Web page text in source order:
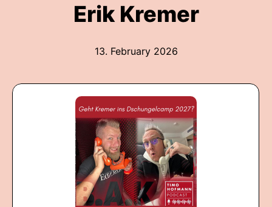
Erik Kremer
13. February 2026